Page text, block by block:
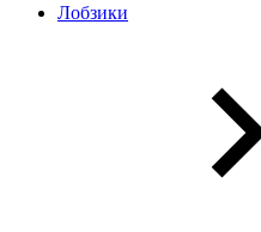
Лобзики